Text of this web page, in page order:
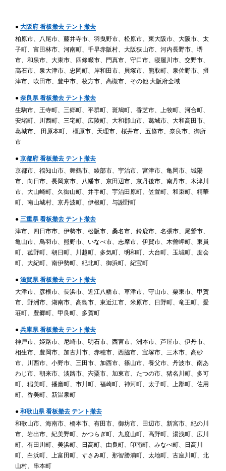
● 大阪府 看板撤去 テント撤去
柏原市、八尾市、藤井寺市、羽曳野市、松原市、東大阪市、大阪市、太
子町、富田林市、河南町、千早赤阪村、大阪狭山市、河内長野市、堺
市、和泉市、大東市、四條畷市、門真市、守口市、寝屋川市、交野市、
高石市、泉大津市、忠岡町、岸和田市、貝塚市、熊取町、泉佐野市、摂
津市、吹田市、豊中市、枚方市、高槻市、その他 大阪府全域
● 奈良県 看板撤去 テント撤去
生駒市、王寺町、三郷町、平群町、斑鳩町、香芝市、上牧町、河合町、
安堵町、川西町、三宅町、広陵町、大和郡山市、葛城市、大和高田市、
葛城市、 田原本町、 橿原市、天理市、桜井市、五條市、奈良市、御所
市
● 京都府 看板撤去 テント撤去
京都市、福知山市、舞鶴市、綾部市、宇治市、宮津市、亀岡市、城陽
市、向日市、長岡京市、八幡市、京田辺市、京丹後市、南丹市、木津川
市、大山崎町、久御山町、井手町、宇治田原町、笠置町、和束町、精華
町、南山城村、京丹波町、伊根町、与謝野町
● 三重県 看板撤去 テント撤去
津市、四日市市、伊勢市、松阪市、桑名市、鈴鹿市、名張市、尾鷲市、
亀山市、鳥羽市、熊野市、いなべ市、志摩市、伊賀市、木曽岬町、東員
町、菰野町、朝日町、川越町、多気町、明和町、大台町、玉城町、度会
町、大紀町、南伊勢町、紀北町、御浜町、紀宝町
● 滋賀県 看板撤去 テント撤去
大津市、彦根市、長浜市、近江八幡市、草津市、守山市、栗東市、甲賀
市、野洲市、湖南市、高島市、東近江市、米原市、日野町、竜王町、愛
荘町、豊郷町、甲良町、多賀町
● 兵庫県 看板撤去 テント撤去
神戸市、姫路市、尼崎市、明石市、西宮市、洲本市、芦屋市、伊丹市、
相生市、豊岡市、加古川市、赤穂市、西脇市、宝塚市、三木市、高砂
市、川西市、小野市、三田市、加西市、篠山市、養父市、丹波市、南あ
わじ市、朝来市、淡路市、宍粟市、加東市、たつの市、猪名川町、多可
町、稲美町、播磨町、市川町、福崎町、神河町、太子町、上郡町、佐用
町、香美町、新温泉町
● 和歌山県 看板撤去 テント撤去
和歌山市、海南市、橋本市、有田市、御坊市、田辺市、新宮市、紀の川
市、岩出市、紀美野町、かつらぎ町、九度山町、高野町、湯浅町、広川
町、有田川町、美浜町、日高町、由良町、印南町、みなべ町、日高川
町、白浜町、上富田町、すさみ町、那智勝浦町、太地町、古座川町、北
山村、串本町